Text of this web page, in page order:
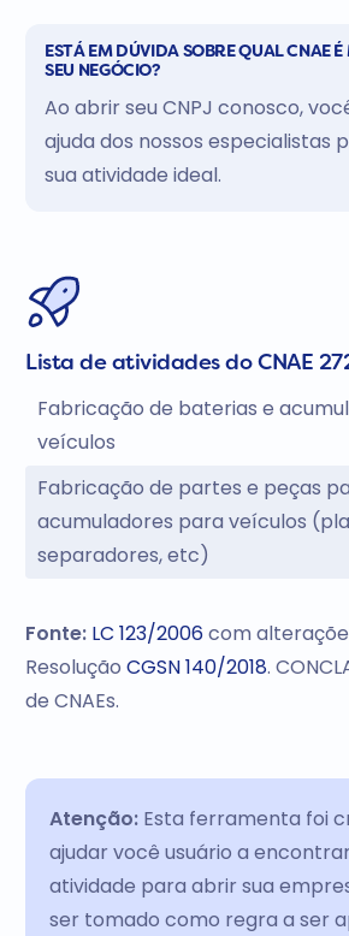
ESTÁ EM DÚVIDA SOBRE QUAL CNAE
SEU NEGÓCIO?
Ao abrir seu CNPJ conosco,
ajuda dos nossos especialistas
sua atividade ideal.
Lista de atividades do CNAE
Fabricação de baterias e
veículos
Fabricação de partes e peças
acumuladores para veículos
separadores, etc)
Fonte: LC 123/2006com
ResoluçãoCGSN 140/2018.
de CNAEs.
Atenção:Esta ferramenta foi
ajudar você usuário a
atividade para abrir sua
ser tomado como regra a ser